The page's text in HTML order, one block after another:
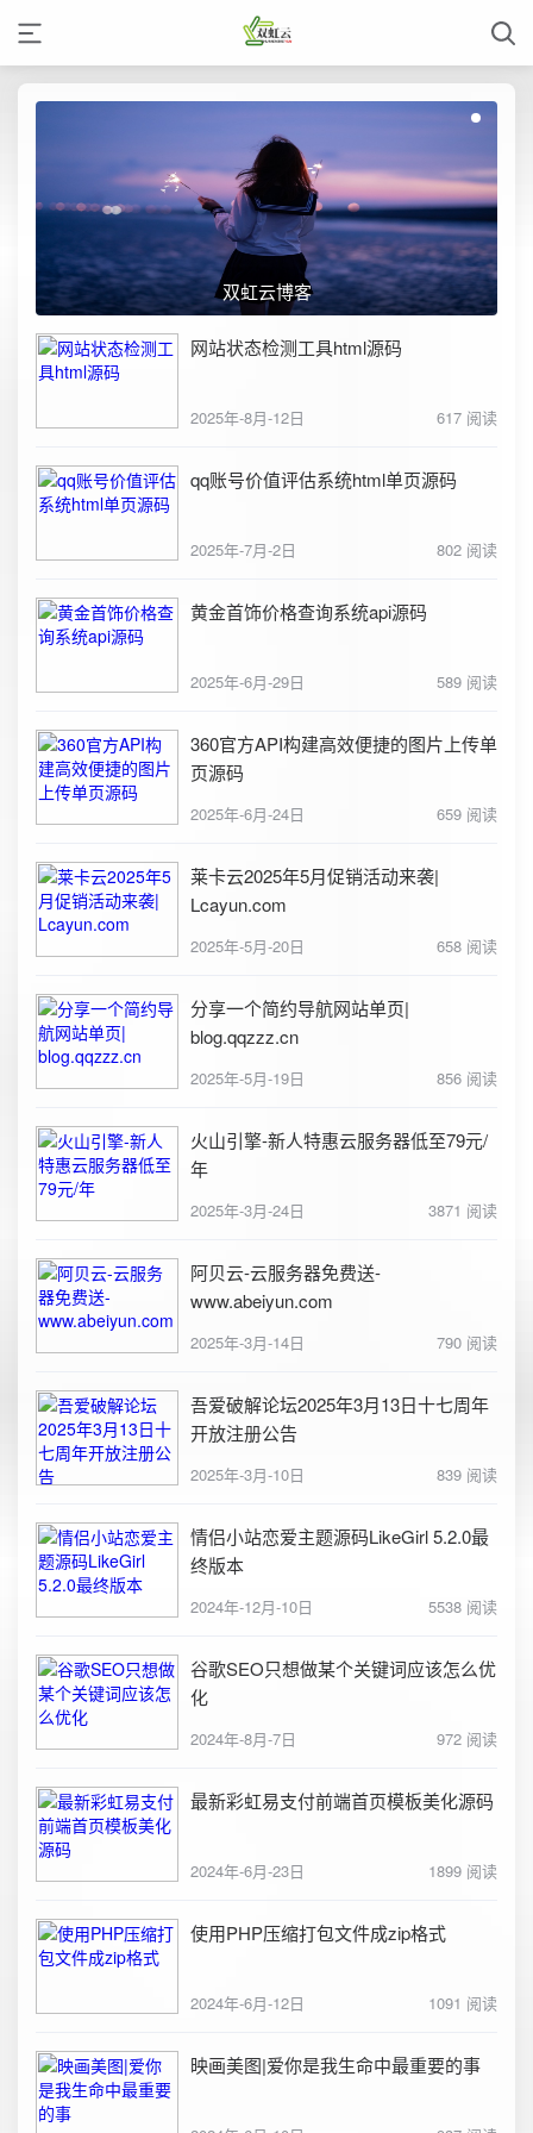
双虹云博客
网站状态检测工具html源码
2025年-8月-12日 617 阅读
qq账号价值评估系统html单页源码
2025年-7月-2日 802 阅读
黄金首饰价格查询系统api源码
2025年-6月-29日 589 阅读
360官方API构建高效便捷的图片上传单
页源码
2025年-6月-24日 659 阅读
莱卡云2025年5月促销活动来袭|
Lcayun.com
2025年-5月-20日 658 阅读
分享一个简约导航网站单页|
blog.qqzzz.cn
2025年-5月-19日 856 阅读
火山引擎-新人特惠云服务器低至79元/
年
2025年-3月-24日 3871 阅读
阿贝云-云服务器免费送-
www.abeiyun.com
2025年-3月-14日 790 阅读
吾爱破解论坛2025年3月13日十七周年
开放注册公告
2025年-3月-10日 839 阅读
情侣小站恋爱主题源码LikeGirl 5.2.0最
终版本
2024年-12月-10日 5538 阅读
谷歌SEO只想做某个关键词应该怎么优
化
2024年-8月-7日 972 阅读
最新彩虹易支付前端首页模板美化源码
2024年-6月-23日 1899 阅读
使用PHP压缩打包文件成zip格式
2024年-6月-12日 1091 阅读
映画美图|爱你是我生命中最重要的事